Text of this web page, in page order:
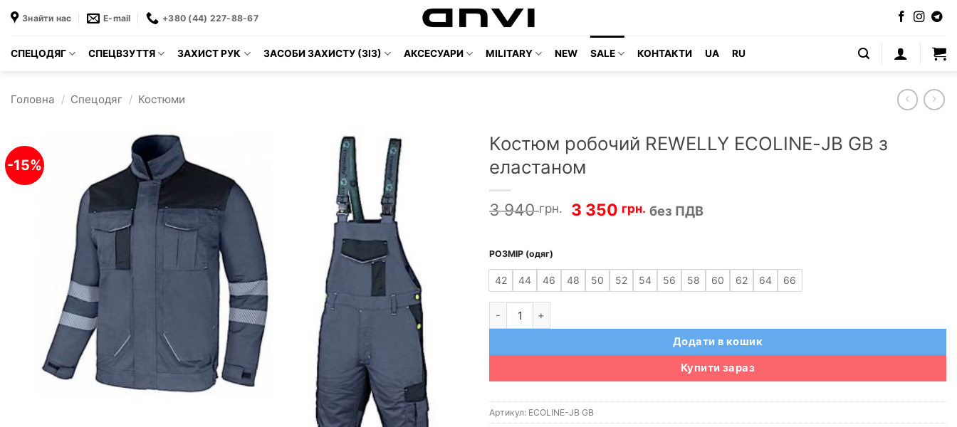
Знайти нас E-mail +380 (44) 227-88-67
СПЕЦОДЯГ СПЕЦВЗУТТЯ ЗАХИСТ РУК ЗАСОБИ ЗАХИСТУ (ЗІЗ) АКСЕСУАРИ MILITARY NEW SALE КОНТАКТИ UA RU
Головна / Спецодяг / Костюми
-15%
Костюм робочий REWELLY ECOLINE-JB GB з
еластаном
3 940грн. Оригінальна
728 грн..
3 350 грн.Поточна
020 грн..
без ПДВ
РОЗМІР (одяг)
42 44 46 48 50 52 54 56 58 60 62 64 66
Додати в кошик
Купити зараз
Артикул: ECOLINE-JB GB